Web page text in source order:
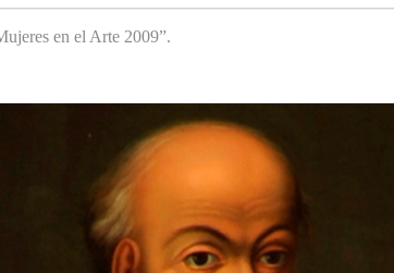
en el Arte 2009”.